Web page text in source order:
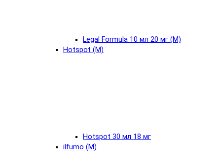
Legal Formula 10 мл 20 мг (М)
Hotspot (М)
Hotspot 30 мл 18 мг
ilfumo (М)